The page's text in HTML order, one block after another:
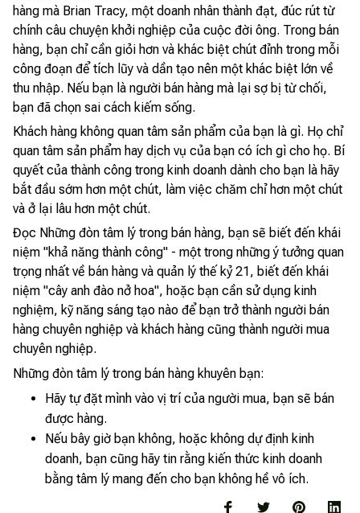
hàng mà Brian Tracy, một doanh nhân thành đạt, đúc rút từ
chính câu chuyện khởi nghiệp của cuộc đời ông. Trong bán
hàng, bạn chỉ cần giỏi hơn và khác biệt chút đỉnh trong mỗi
công đoạn để tích lũy và dần tạo nên một khác biệt lớn về
thu nhập. Nếu bạn là người bán hàng mà lại sợ bị từ chối,
bạn đã chọn sai cách kiếm sống.
Khách hàng không quan tâm sản phẩm của bạn là gì. Họ chỉ
quan tâm sản phẩm hay dịch vụ của bạn có ích gì cho họ. Bí
quyết của thành công trong kinh doanh dành cho bạn là hãy
bắt đầu sớm hơn một chút, làm việc chăm chỉ hơn một chút
và ở lại lâu hơn một chút.
Đọc Những đòn tâm lý trong bán hàng, bạn sẽ biết đến khái
niệm "khả năng thành công" - một trong những ý tưởng quan
trọng nhất về bán hàng và quản lý thế kỷ 21, biết đến khái
niệm "cây anh đào nở hoa", hoặc bạn cần sử dụng kinh
nghiệm, kỹ năng sáng tạo nào để bạn trở thành người bán
hàng chuyên nghiệp và khách hàng cũng thành người mua
chuyên nghiệp.
Những đòn tâm lý trong bán hàng khuyên bạn:
Hãy tự đặt mình vào vị trí của người mua, bạn sẽ bán
được hàng.
Nếu bây giờ bạn không, hoặc không dự định kinh
doanh, bạn cũng hãy tin rằng kiến thức kinh doanh
bằng tâm lý mang đến cho bạn không hề vô ích.